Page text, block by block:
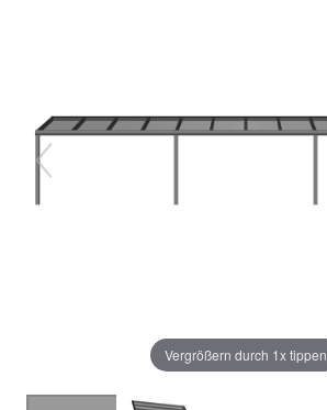
Vergrößern durch 1x tippen